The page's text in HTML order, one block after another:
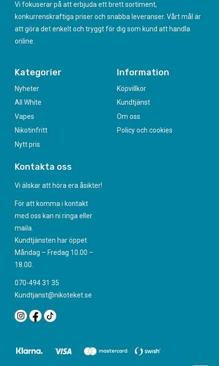
Vi fokuserar på att erbjuda ett brett sortiment,
konkurrenskraftiga priser och snabba leveranser. Vårt mål är
att göra det enkelt och tryggt för dig som kund att handla
online.
Kategorier
Nyheter
All White
Vapes
Nikotinfritt
Nytt pris
Information
Köpvillkor
Kundtjänst
Om oss
Policy och cookies
Kontakta oss
Vi älskar att höra era åsikter!
För att komma i kontakt
med oss kan ni ringa eller
maila.
Kundtjänsten har öppet
Måndag – Fredag 10.00 –
18.00.
070-494 31 35
Kundtjanst@nikoteket.se